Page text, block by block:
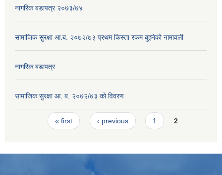
नागरिक बडापत्र २०७३/७४
सामाजिक सुरक्षा आ.ब. २०७२/७३ प्रथम किस्ता रकम बुझ्नेको नामावली
नागरिक बडापत्र
सामाजिक सुरक्षा आ. ब. २०७२/७३ को विवरण
Pages« first ‹ previous 1 2